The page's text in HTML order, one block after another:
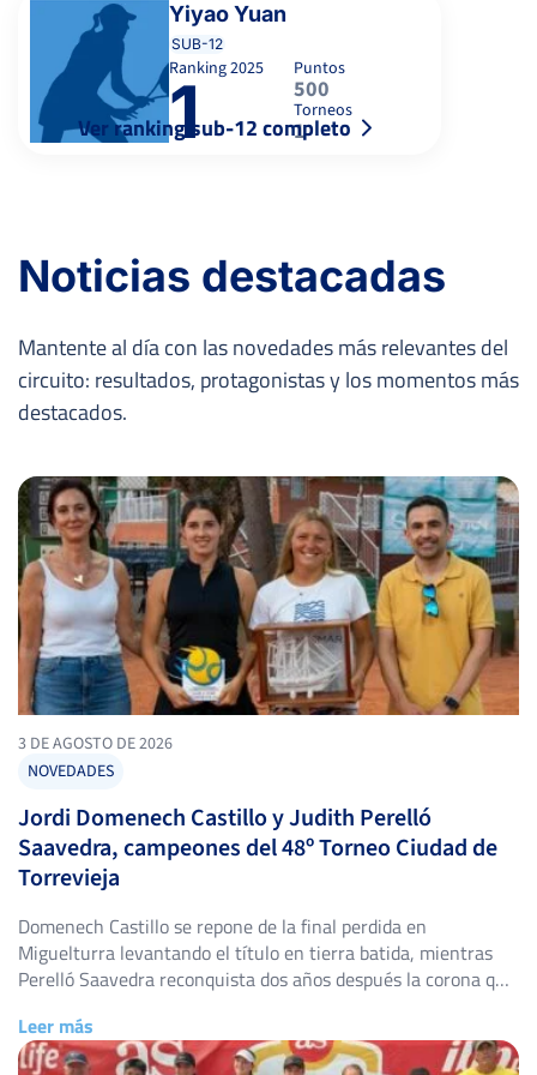
Yiyao Yuan
SUB-12
Ranking2025
1 Puntos
500
Torneos
1
Ver ranking sub-12 completo
Noticias destacadas
Mantente al día con las novedades más relevantes del
circuito: resultados, protagonistas y los momentos más
destacados.
3 DE AGOSTO DE 2026
NOVEDADES
Jordi Domenech Castillo y Judith Perelló
Saavedra, campeones del 48º Torneo Ciudad de
Torrevieja
Domenech Castillo se repone de la final perdida en
Miguelturra levantando el título en tierra batida, mientras
Perelló Saavedra reconquista dos años después la corona que
sus puertas del 25 de julio al 2 de agosto para acoger el 48º
Torneo Ciudad […]
Leer más